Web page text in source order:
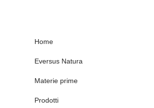
Home
Eversus Natura
Materie prime
Prodotti